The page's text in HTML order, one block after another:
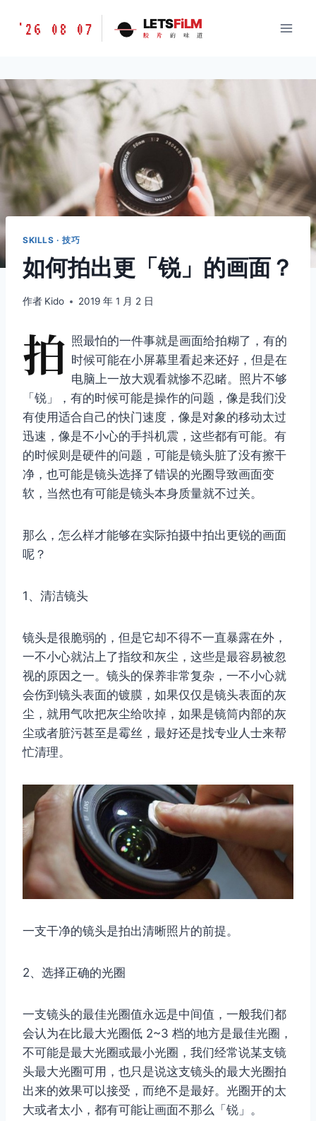
胶
味
道
LETSFILM
'26 08 07 LETSFiLM
胶 片 的 味 道
SKILLS · 技巧
如何拍出更「锐」的画面？
作者 Kido 2019 年 1 月 2 日
拍 照最怕的一件事就是画面给拍糊了，有的
时候可能在小屏幕里看起来还好，但是在
电脑上一放大观看就惨不忍睹。照片不够
「锐」，有的时候可能是操作的问题，像是我们没
有使用适合自己的快门速度，像是对象的移动太过
迅速，像是不小心的手抖机震，这些都有可能。有
的时候则是硬件的问题，可能是镜头脏了没有擦干
净，也可能是镜头选择了错误的光圈导致画面变
软，当然也有可能是镜头本身质量就不过关。
那么，怎么样才能够在实际拍摄中拍出更锐的画面
呢？
1、清洁镜头
镜头是很脆弱的，但是它却不得不一直暴露在外，
一不小心就沾上了指纹和灰尘，这些是最容易被忽
视的原因之一。镜头的保养非常复杂，一不小心就
会伤到镜头表面的镀膜，如果仅仅是镜头表面的灰
尘，就用气吹把灰尘给吹掉，如果是镜筒内部的灰
尘或者脏污甚至是霉丝，最好还是找专业人士来帮
忙清理。
一支干净的镜头是拍出清晰照片的前提。
2、选择正确的光圈
一支镜头的最佳光圈值永远是中间值，一般我们都
会认为在比最大光圈低 2~3 档的地方是最佳光圈，
不可能是最大光圈或最小光圈，我们经常说某支镜
头最大光圈可用，也只是说这支镜头的最大光圈拍
出来的效果可以接受，而绝不是最好。光圈开的太
大或者太小，都有可能让画面不那么「锐」。